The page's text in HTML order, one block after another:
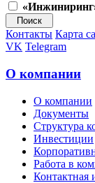
Контакты Карта
VK Telegram
О компании
О компании
Документы
Структура
Инвестиции
Работа в
Контактная